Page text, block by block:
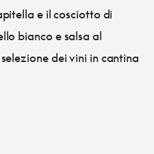
e il cosciotto di
bianco e salsa al
dei vini in cantina